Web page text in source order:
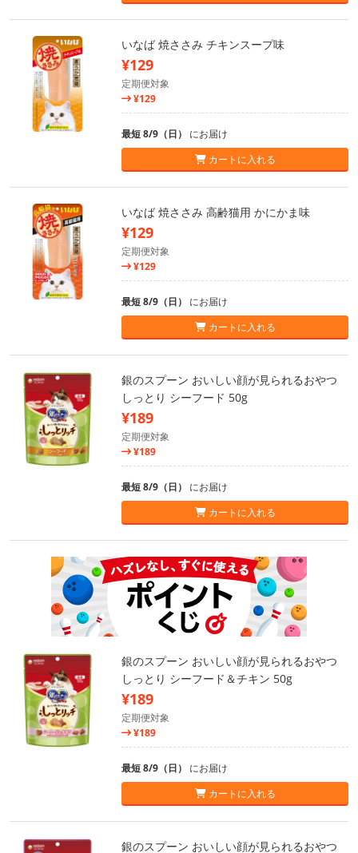
いなば 焼ささみ チキンスープ味
¥129
定期便対象
¥129
最短 8/9（日） にお届け
カートに入れる
いなば 焼ささみ 高齢猫用 かにかま味
¥129
定期便対象
¥129
最短 8/9（日） にお届け
カートに入れる
銀のスプーン おいしい顔が見られるおやつ
しっとり シーフード 50g
¥189
定期便対象
¥189
最短 8/9（日） にお届け
カートに入れる
銀のスプーン おいしい顔が見られるおやつ
しっとり シーフード＆チキン 50g
¥189
定期便対象
¥189
最短 8/9（日） にお届け
カートに入れる
銀のスプーン おいしい顔が見られるおやつ